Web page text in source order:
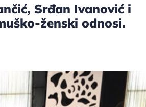
Srđan Ivanović i
ženski odnosi.